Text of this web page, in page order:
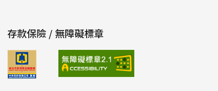
存款保險 / 無障礙標章